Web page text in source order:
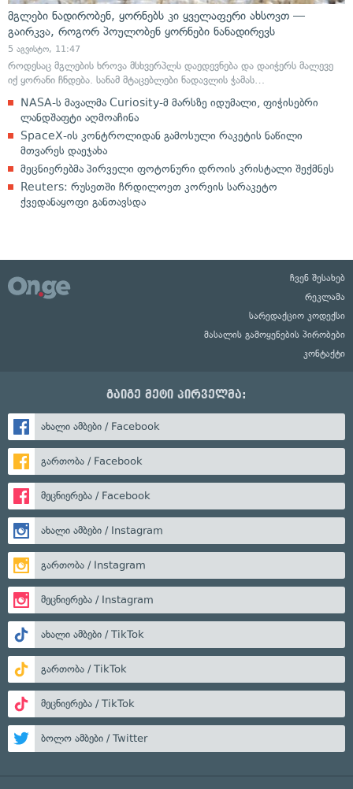
მგლები ნადირობენ, ყორნებს კი ყველაფერი ახსოვთ —
გაირკვა, როგორ პოულობენ ყორნები ნანადირევს
5 აგვისტო, 11:47
როდესაც მგლების ხროვა მსხვერპლს დაედევნება და დაიჭერს მალევე
იქ ყორანი ჩნდება. სანამ მტაცებლები ნადავლის ჭამას…
NASA-ს მავალმა Curiosity-მ მარსზე იდუმალი, ფიჭისებრი
ლანდშაფტი აღმოაჩინა
SpaceX-ის კონტროლიდან გამოსული რაკეტის ნაწილი
მთვარეს დაეჯახა
მეცნიერებმა პირველი ფოტონური დროის კრისტალი შექმნეს
Reuters: რუსეთში ჩრდილოეთ კორეის სარაკეტო
ქვედანაყოფი განთავსდა
ჩვენ შესახებ
რეკლამა
სარედაქციო კოდექსი
მასალის გამოყენების პირობები
კონტაქტი
გაიგე მეტი პირველმა:
ახალი ამბები / Facebook
გართობა / Facebook
მეცნიერება / Facebook
ახალი ამბები / Instagram
გართობა / Instagram
მეცნიერება / Instagram
ახალი ამბები / TikTok
გართობა / TikTok
მეცნიერება / TikTok
ბოლო ამბები / Twitter